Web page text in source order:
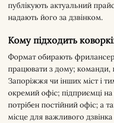
публікують актуальний
надають його за дзвінком.
Кому підходить
Формат обирають
працювати з дому; команди,
Запоріжжя чи інших міст і
окремий офіс; підприємці
потрібен постійний офіс; а
місце для важливого дзвінка